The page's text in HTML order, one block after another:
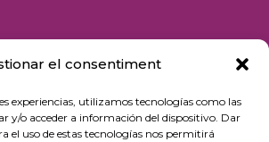
el consentiment
experiencias, utilizamos tecnologías como las
y/o acceder a información del dispositivo. Dar
el uso de estas tecnologías nos permitirá